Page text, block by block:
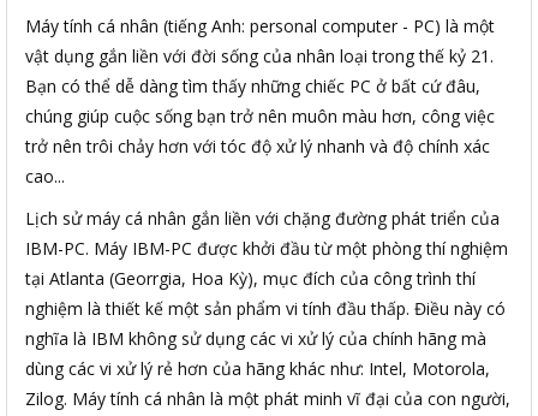
Máy tính cá nhân (tiếng Anh: personal computer - PC) là một
vật dụng gắn liền với đời sống của nhân loại trong thế kỷ 21.
Bạn có thể dễ dàng tìm thấy những chiếc PC ở bất cứ đâu,
chúng giúp cuộc sống bạn trở nên muôn màu hơn, công việc
trở nên trôi chảy hơn với tóc độ xử lý nhanh và độ chính xác
cao...
Lịch sử máy cá nhân gắn liền với chặng đường phát triển của
IBM-PC. Máy IBM-PC được khởi đầu từ một phòng thí nghiệm
tại Atlanta (Georrgia, Hoa Kỳ), mục đích của công trình thí
nghiệm là thiết kế một sản phẩm vi tính đầu thấp. Điều này có
nghĩa là IBM không sử dụng các vi xử lý của chính hãng mà
dùng các vi xử lý rẻ hơn của hãng khác như: Intel, Motorola,
Zilog. Máy tính cá nhân là một phát minh vĩ đại của con người,